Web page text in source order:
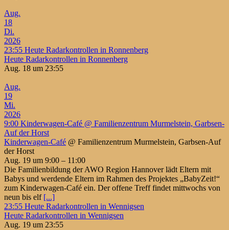
Aug.
18
Di.
2026
23:55 Heute Radarkontrollen in Ronnenberg
Heute Radarkontrollen in Ronnenberg
Aug. 18 um 23:55
Aug.
19
Mi.
2026
9:00 Kinderwagen-Café @ Familienzentrum Murmelstein, Garbsen-
Auf der Horst
Kinderwagen-Café @ Familienzentrum Murmelstein, Garbsen-Auf
der Horst
Aug. 19 um 9:00 – 11:00
Die Familienbildung der AWO Region Hannover lädt Eltern mit
Babys und werdende Eltern im Rahmen des Projektes „BabyZeit!“
zum Kinderwagen-Café ein. Der offene Treff findet mittwochs von
neun bis elf [...]
23:55 Heute Radarkontrollen in Wennigsen
Heute Radarkontrollen in Wennigsen
Aug. 19 um 23:55